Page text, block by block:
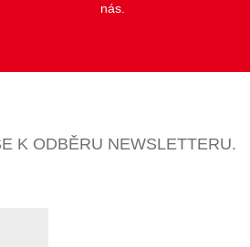
nás.
K ODBĚRU NEWSLETTERU.